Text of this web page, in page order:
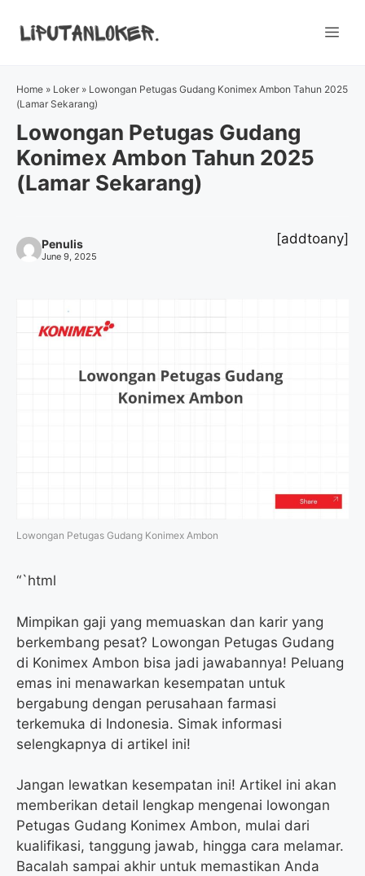
Home » Loker » Lowongan Petugas Gudang Konimex Ambon Tahun 2025
(Lamar Sekarang)
Lowongan Petugas Gudang
Konimex Ambon Tahun 2025
(Lamar Sekarang)
Penulis
June 9, 2025
[addtoany]
Lowongan Petugas Gudang Konimex Ambon
“`html
Mimpikan gaji yang memuaskan dan karir yang
berkembang pesat? Lowongan Petugas Gudang
di Konimex Ambon bisa jadi jawabannya! Peluang
emas ini menawarkan kesempatan untuk
bergabung dengan perusahaan farmasi
terkemuka di Indonesia. Simak informasi
selengkapnya di artikel ini!
Jangan lewatkan kesempatan ini! Artikel ini akan
memberikan detail lengkap mengenai lowongan
Petugas Gudang Konimex Ambon, mulai dari
kualifikasi, tanggung jawab, hingga cara melamar.
Bacalah sampai akhir untuk memastikan Anda